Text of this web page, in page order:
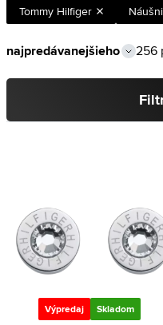
Tommy Hilfiger
256
Výpredaj Skladom